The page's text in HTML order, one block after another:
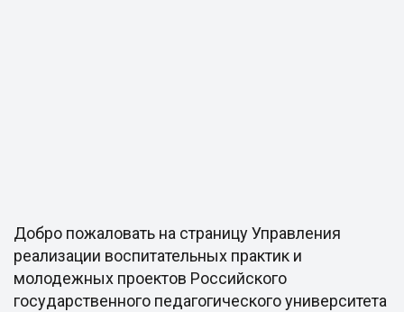
Добро пожаловать на страницу Управления
реализации воспитательных практик и
молодежных проектов Российского
государственного педагогического университета